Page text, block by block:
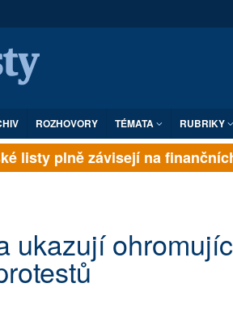
ROZHOVORY TÉMATA RUBRIKY
listy plně závisejí na
ukazují